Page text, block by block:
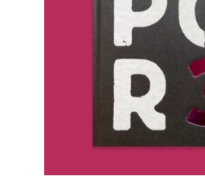
DODAJ DO KOSZYKA